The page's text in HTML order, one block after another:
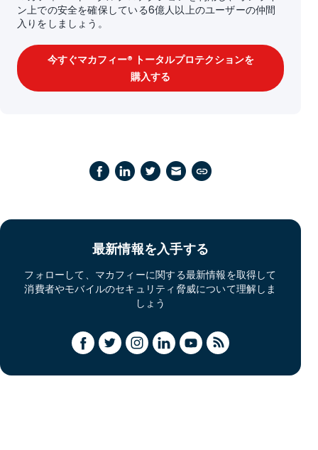
ン上での安全を確保している6億人以上のユーザーの仲間
入りをしましょう。
今すぐマカフィー® トータルプロテクションを
購入する
最新情報を入手する
フォローして、マカフィーに関する最新情報を取得して
消費者やモバイルのセキュリティ脅威について理解しま
しょう